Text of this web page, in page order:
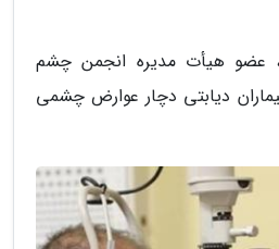
عضو هیأت مدیره انجمن چشم
دیابتی دچار عوارض چشمی